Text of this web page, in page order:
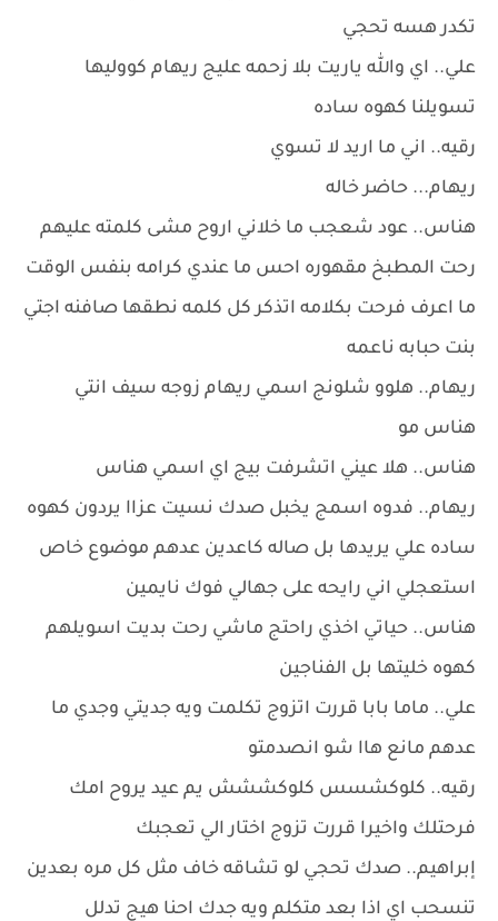
تكدر هسه تحجي
علي.. اي والله ياريت بلا زحمه عليج ريهام كووليها
تسويلنا كهوه ساده
رقيه.. اني ما اريد لا تسوي
ريهام... حاضر خاله
هناس.. عود شعجب ما خلاني اروح مشى كلمته عليهم
رحت المطبخ مقهوره احس ما عندي كرامه بنفس الوقت
ما اعرف فرحت بكلامه اتذكر كل كلمه نطقها صافنه اجتي
بنت حبابه ناعمه
ريهام.. هلوو شلونج اسمي ريهام زوجه سيف انتي
هناس مو
هناس.. هلا عيني اتشرفت بيج اي اسمي هناس
ريهام.. فدوه اسمج يخبل صدك نسيت عزاا يردون كهوه
ساده علي يريدها بل صاله كاعدين عدهم موضوع خاص
استعجلي اني رايحه على جهالي فوك نايمين
هناس.. حياتي اخذي راحتج ماشي رحت بديت اسويلهم
كهوه خليتها بل الفناجين
علي.. ماما بابا قررت اتزوج تكلمت ويه جديتي وجدي ما
عدهم مانع هاا شو انصدمتو
رقيه.. كلوكشسس كلوكششش يم عيد يروح امك
فرحتلك واخيرا قررت تزوج اختار الي تعجبك
إبراهيم.. صدك تحجي لو تشاقه خاف مثل كل مره بعدين
تنسحب اي اذا بعد متكلم ويه جدك احنا هيج تدلل